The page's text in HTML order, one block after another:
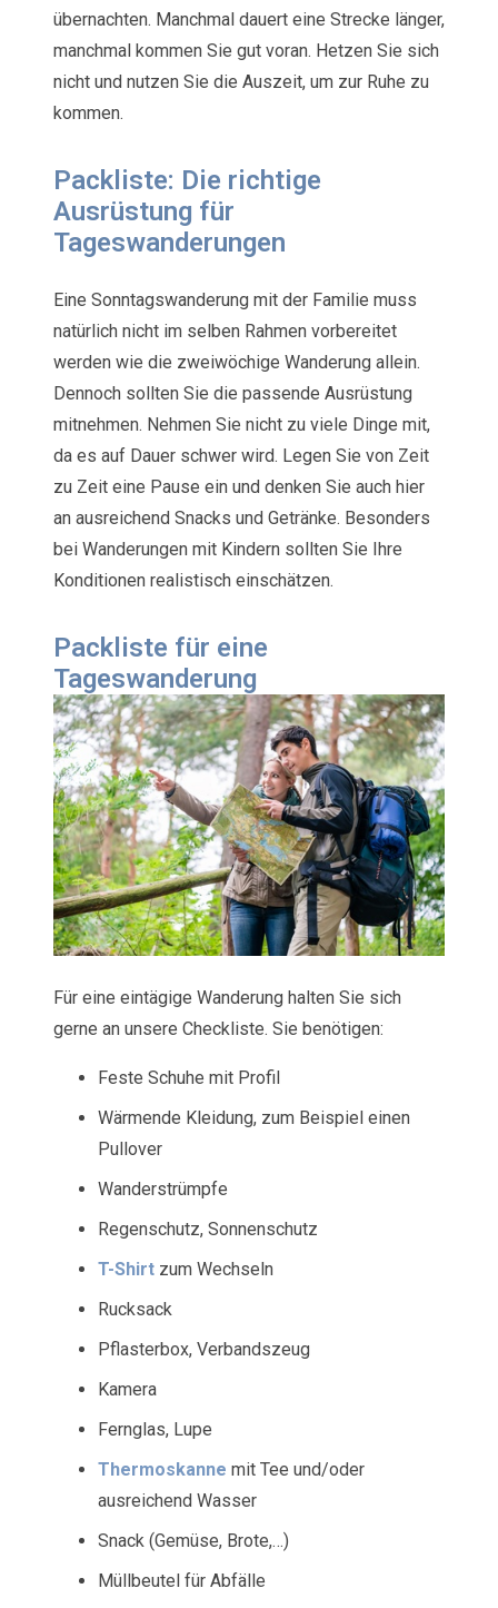
übernachten. Manchmal dauert eine Strecke länger,
manchmal kommen Sie gut voran. Hetzen Sie sich
nicht und nutzen Sie die Auszeit, um zur Ruhe zu
kommen.
Packliste: Die richtige
Ausrüstung für
Tageswanderungen
Eine Sonntagswanderung mit der Familie muss
natürlich nicht im selben Rahmen vorbereitet
werden wie die zweiwöchige Wanderung allein.
Dennoch sollten Sie die passende Ausrüstung
mitnehmen. Nehmen Sie nicht zu viele Dinge mit,
da es auf Dauer schwer wird. Legen Sie von Zeit
zu Zeit eine Pause ein und denken Sie auch hier
an ausreichend Snacks und Getränke. Besonders
bei Wanderungen mit Kindern sollten Sie Ihre
Konditionen realistisch einschätzen.
Packliste für eine
Tageswanderung
Für eine eintägige Wanderung halten Sie sich
gerne an unsere Checkliste. Sie benötigen:
Feste Schuhe mit Profil
Wärmende Kleidung, zum Beispiel einen
Pullover
Wanderstrümpfe
Regenschutz, Sonnenschutz
T-Shirt zum Wechseln
Rucksack
Pflasterbox, Verbandszeug
Kamera
Fernglas, Lupe
Thermoskanne mit Tee und/oder
ausreichend Wasser
Snack (Gemüse, Brote,…)
Müllbeutel für Abfälle